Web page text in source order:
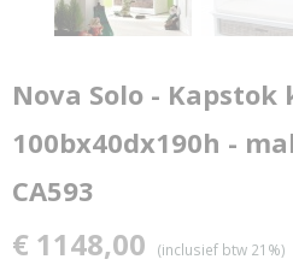
Nova Solo -
100bx40dx190h -
CA593
€ 1148,00 (inclusief btw 21%)